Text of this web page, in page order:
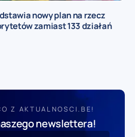
nowy plan na rzecz
zamiast 133 działań
Z AKTUALNOSCI.BE!
newslettera!